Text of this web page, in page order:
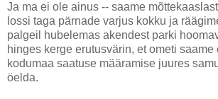
Ja ma ei ole ainus -- saame
lossi taga pärnade varjus kokku ja
palgeil hubelemas akendest parki
hinges kerge erutusvärin, et ometi saame
kodumaa saatuse määramise juures
öelda.